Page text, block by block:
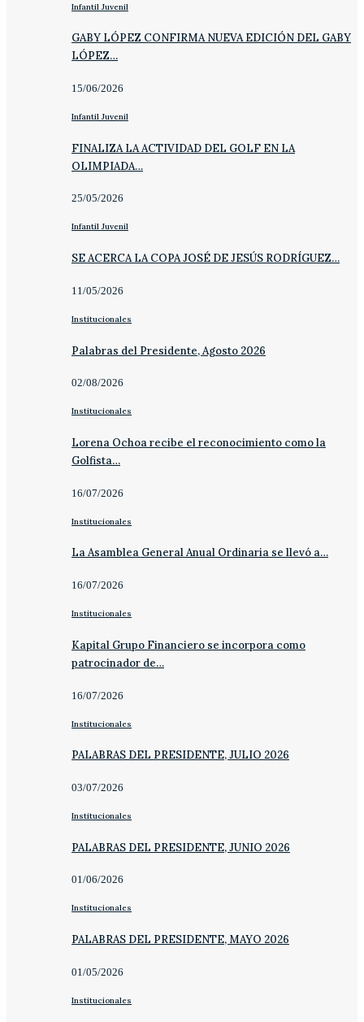
Infantil Juvenil
GABY LÓPEZ CONFIRMA NUEVA EDICIÓN DEL GABY
LÓPEZ…
15/06/2026
Infantil Juvenil
FINALIZA LA ACTIVIDAD DEL GOLF EN LA
OLIMPIADA…
25/05/2026
Infantil Juvenil
SE ACERCA LA COPA JOSÉ DE JESÚS RODRÍGUEZ…
11/05/2026
Institucionales
Palabras del Presidente, Agosto 2026
02/08/2026
Institucionales
Lorena Ochoa recibe el reconocimiento como la
Golfista…
16/07/2026
Institucionales
La Asamblea General Anual Ordinaria se llevó a…
16/07/2026
Institucionales
Kapital Grupo Financiero se incorpora como
patrocinador de…
16/07/2026
Institucionales
PALABRAS DEL PRESIDENTE, JULIO 2026
03/07/2026
Institucionales
PALABRAS DEL PRESIDENTE, JUNIO 2026
01/06/2026
Institucionales
PALABRAS DEL PRESIDENTE, MAYO 2026
01/05/2026
Institucionales